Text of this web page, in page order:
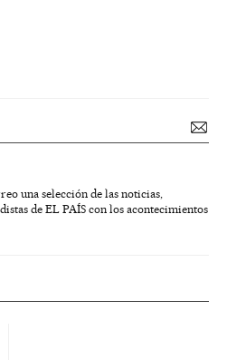
una selección de las noticias,
de EL PAÍS con los acontecimientos